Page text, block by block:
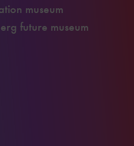
museum
future museum